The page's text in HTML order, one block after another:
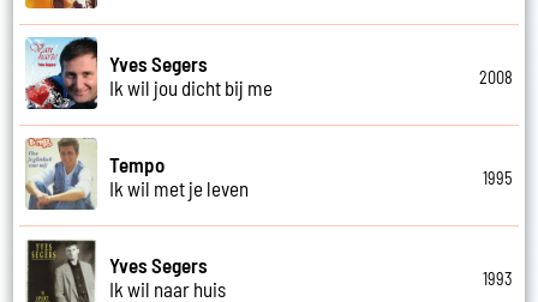
Yves Segers
Ik wil jou dicht bij me
2008
Tempo
Ik wil met je leven
1995
Yves Segers
Ik wil naar huis
1993